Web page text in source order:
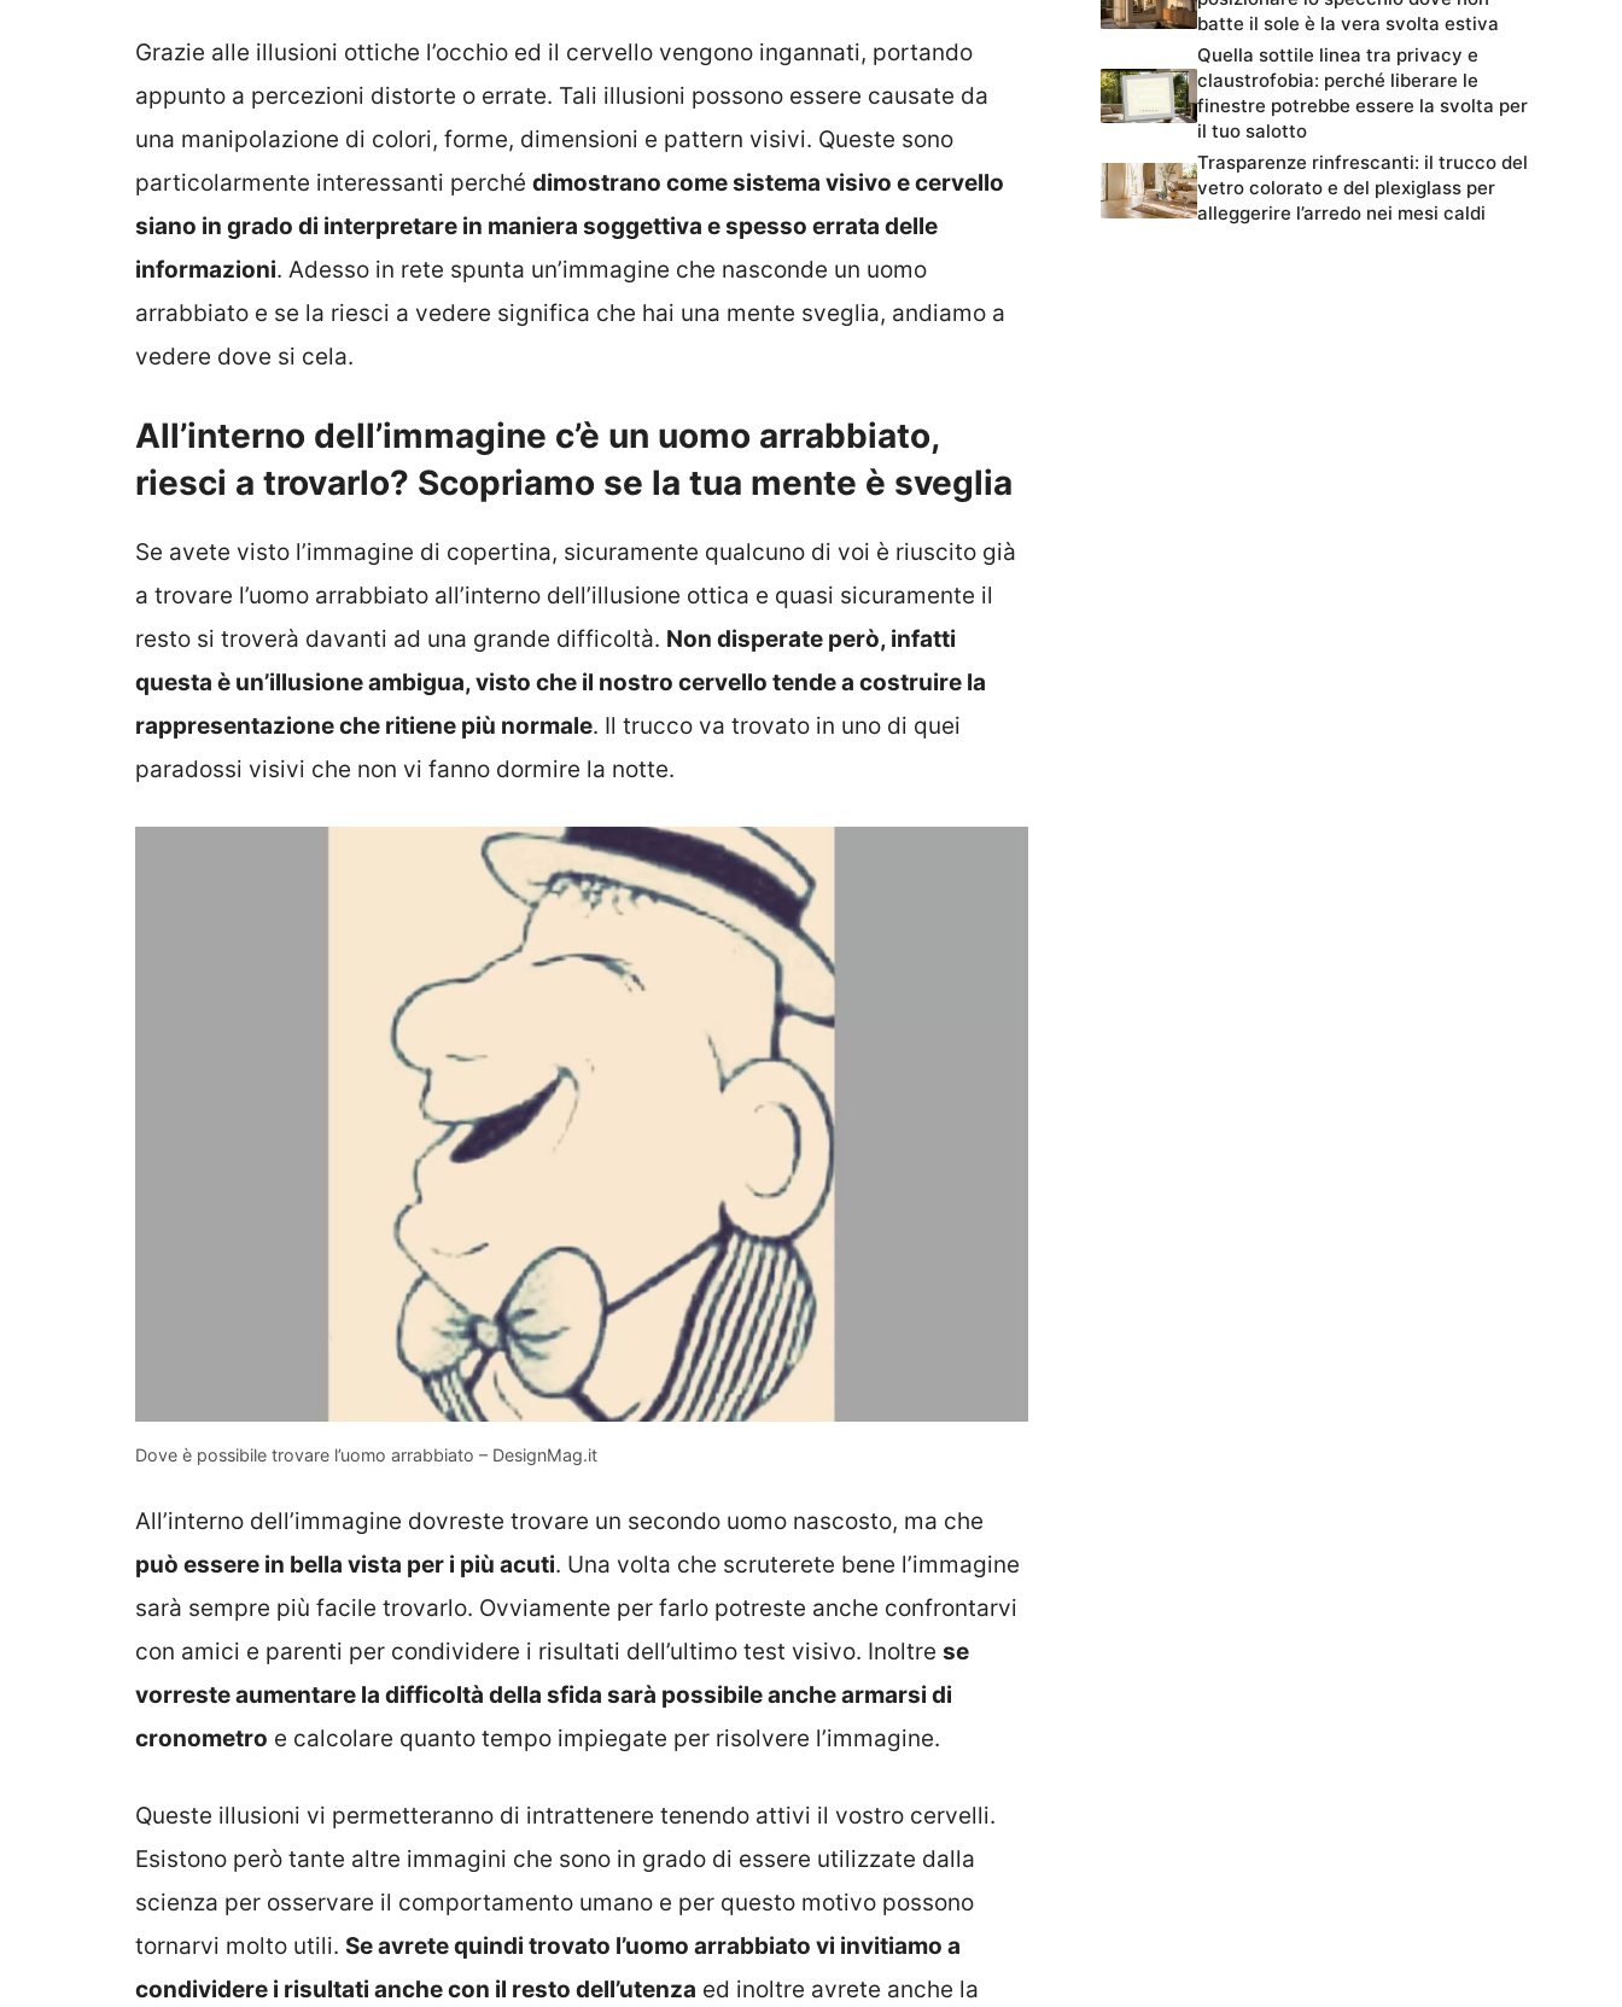
Grazie alle illusioni ottiche l’occhio ed il cervello vengono ingannati, portando
appunto a percezioni distorte o errate. Tali illusioni possono essere causate da
una manipolazione di colori, forme, dimensioni e pattern visivi. Queste sono
particolarmente interessanti perché dimostrano come sistema visivo e cervello
siano in grado di interpretare in maniera soggettiva e spesso errata delle
informazioni. Adesso in rete spunta un’immagine che nasconde un uomo
arrabbiato e se la riesci a vedere significa che hai una mente sveglia, andiamo a
vedere dove si cela.
All’interno dell’immagine c’è un uomo arrabbiato,
riesci a trovarlo? Scopriamo se la tua mente è sveglia
Se avete visto l’immagine di copertina, sicuramente qualcuno di voi è riuscito già
a trovare l’uomo arrabbiato all’interno dell’illusione ottica e quasi sicuramente il
resto si troverà davanti ad una grande difficoltà. Non disperate però, infatti
questa è un’illusione ambigua, visto che il nostro cervello tende a costruire la
rappresentazione che ritiene più normale. Il trucco va trovato in uno di quei
paradossi visivi che non vi fanno dormire la notte.
Dove è possibile trovare l’uomo arrabbiato – DesignMag.it
All’interno dell’immagine dovreste trovare un secondo uomo nascosto, ma che
può essere in bella vista per i più acuti. Una volta che scruterete bene l’immagine
sarà sempre più facile trovarlo. Ovviamente per farlo potreste anche confrontarvi
con amici e parenti per condividere i risultati dell’ultimo test visivo. Inoltre se
vorreste aumentare la difficoltà della sfida sarà possibile anche armarsi di
cronometro e calcolare quanto tempo impiegate per risolvere l’immagine.
Queste illusioni vi permetteranno di intrattenere tenendo attivi il vostro cervelli.
Esistono però tante altre immagini che sono in grado di essere utilizzate dalla
scienza per osservare il comportamento umano e per questo motivo possono
tornarvi molto utili. Se avrete quindi trovato l’uomo arrabbiato vi invitiamo a
condividere i risultati anche con il resto dell’utenza ed inoltre avrete anche la
batte il sole è la vera svolta estiva
Quella sottile linea tra privacy e
claustrofobia: perché liberare le
finestre potrebbe essere la svolta per
il tuo salotto
Trasparenze rinfrescanti: il trucco del
vetro colorato e del plexiglass per
alleggerire l’arredo nei mesi caldi